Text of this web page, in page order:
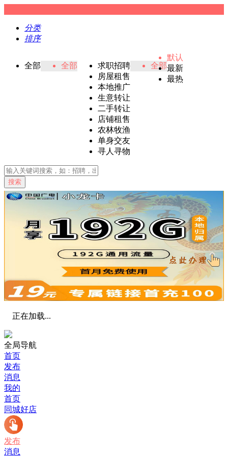
分类
排序
全部 全部
求职招聘
房屋租售
本地推广
生意转让
二手转让
店铺租售
农林牧渔
单身交友
寻人寻物
全部
默认
最新
最热
搜索
正在加载...
全局导航
首页
发布
消息
我的
首页
同城好店
发布
消息